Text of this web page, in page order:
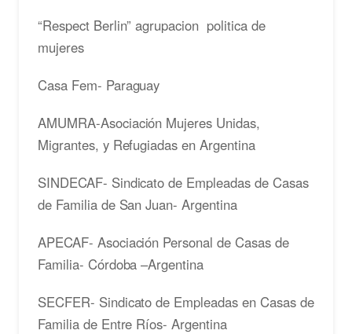
“Respect Berlin” agrupacion politica de
mujeres
Casa Fem- Paraguay
AMUMRA-Asociación Mujeres Unidas,
Migrantes, y Refugiadas en Argentina
SINDECAF- Sindicato de Empleadas de Casas
de Familia de San Juan- Argentina
APECAF- Asociación Personal de Casas de
Familia- Córdoba –Argentina
SECFER- Sindicato de Empleadas en Casas de
Familia de Entre Ríos- Argentina